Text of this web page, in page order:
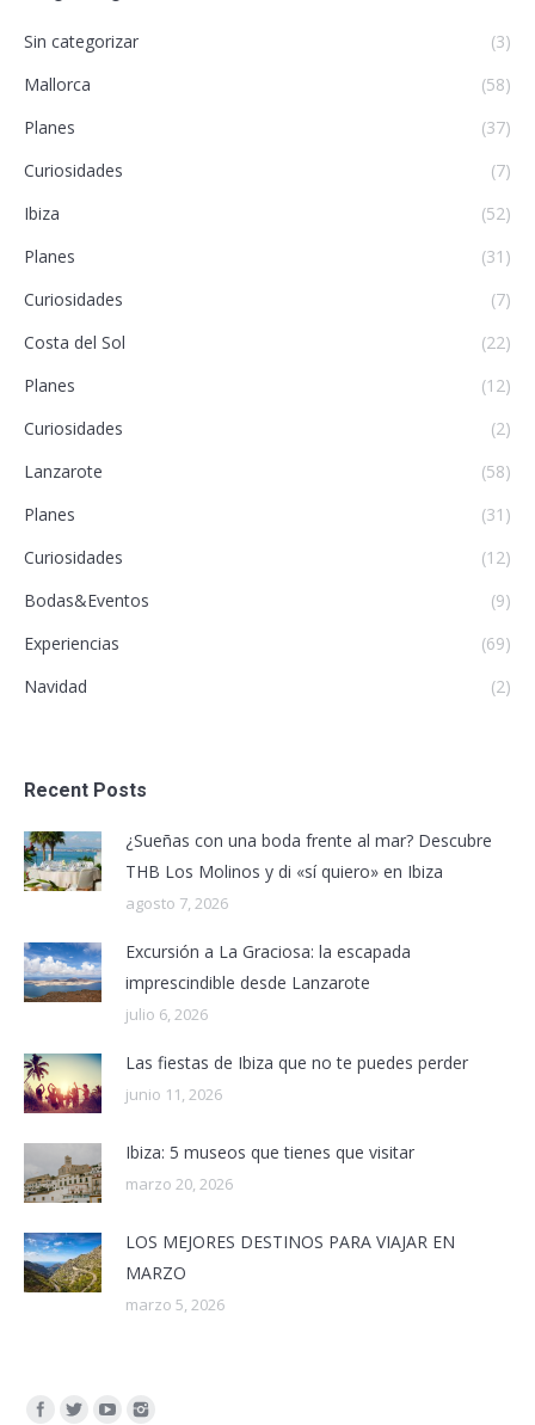
Sin categorizar
(3)
Mallorca
(58)
Planes
(37)
Curiosidades
(7)
Ibiza
(52)
Planes
(31)
Curiosidades
(7)
Costa del Sol
(22)
Planes
(12)
Curiosidades
(2)
Lanzarote
(58)
Planes
(31)
Curiosidades
(12)
Bodas&Eventos
(9)
Experiencias
(69)
Navidad
(2)
Recent Posts
¿Sueñas con una boda frente al mar? Descubre
THB Los Molinos y di «sí quiero» en Ibiza
agosto 7, 2026
Excursión a La Graciosa: la escapada
imprescindible desde Lanzarote
julio 6, 2026
Las fiestas de Ibiza que no te puedes perder
junio 11, 2026
Ibiza: 5 museos que tienes que visitar
marzo 20, 2026
LOS MEJORES DESTINOS PARA VIAJAR EN
MARZO
marzo 5, 2026
Encuéntranos en: